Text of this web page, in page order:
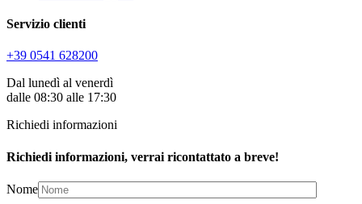
Servizio clienti
+39 0541 628200
Dal lunedì al venerdì
dalle 08:30 alle 17:30
Richiedi informazioni
Richiedi informazioni, verrai ricontattato a breve!
Nome